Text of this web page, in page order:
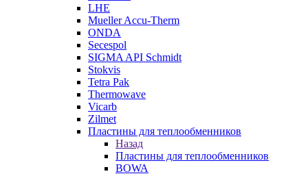
LHE
Mueller Accu-Therm
ONDA
Secespol
SIGMA API Schmidt
Stokvis
Tetra Pak
Thermowave
Vicarb
Zilmet
Пластины для теплообменников
Назад
Пластины для теплообменников
BOWA